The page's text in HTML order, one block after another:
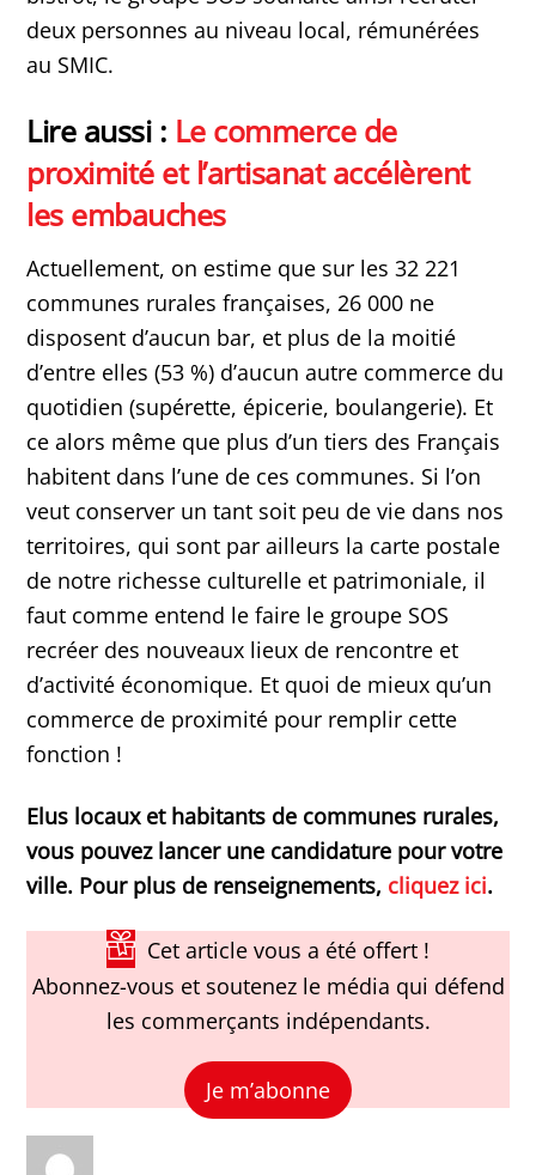
deux personnes au niveau local, rémunérées
au SMIC.
Lire aussi : Le commerce de
proximité et l’artisanat accélèrent
les embauches
Actuellement, on estime que sur les 32 221
communes rurales françaises, 26 000 ne
disposent d’aucun bar, et plus de la moitié
d’entre elles (53 %) d’aucun autre commerce du
quotidien (supérette, épicerie, boulangerie). Et
ce alors même que plus d’un tiers des Français
habitent dans l’une de ces communes. Si l’on
veut conserver un tant soit peu de vie dans nos
territoires, qui sont par ailleurs la carte postale
de notre richesse culturelle et patrimoniale, il
faut comme entend le faire le groupe SOS
recréer des nouveaux lieux de rencontre et
d’activité économique. Et quoi de mieux qu’un
commerce de proximité pour remplir cette
fonction !
Elus locaux et habitants de communes rurales,
vous pouvez lancer une candidature pour votre
ville. Pour plus de renseignements, cliquez ici.
Cet article vous a été offert !
Abonnez-vous et soutenez le média qui défend
les commerçants indépendants.
Je m’abonne